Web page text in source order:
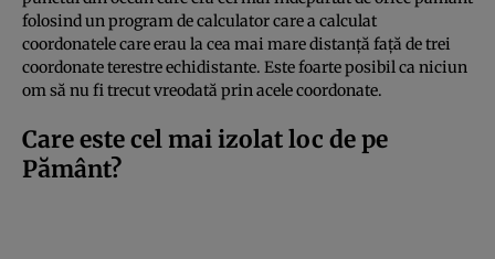
folosind un program de calculator care a calculat
coordonatele care erau la cea mai mare distanță față de trei
coordonate terestre echidistante. Este foarte posibil ca niciun
om să nu fi trecut vreodată prin acele coordonate.
Care este cel mai izolat loc de pe
Pământ?